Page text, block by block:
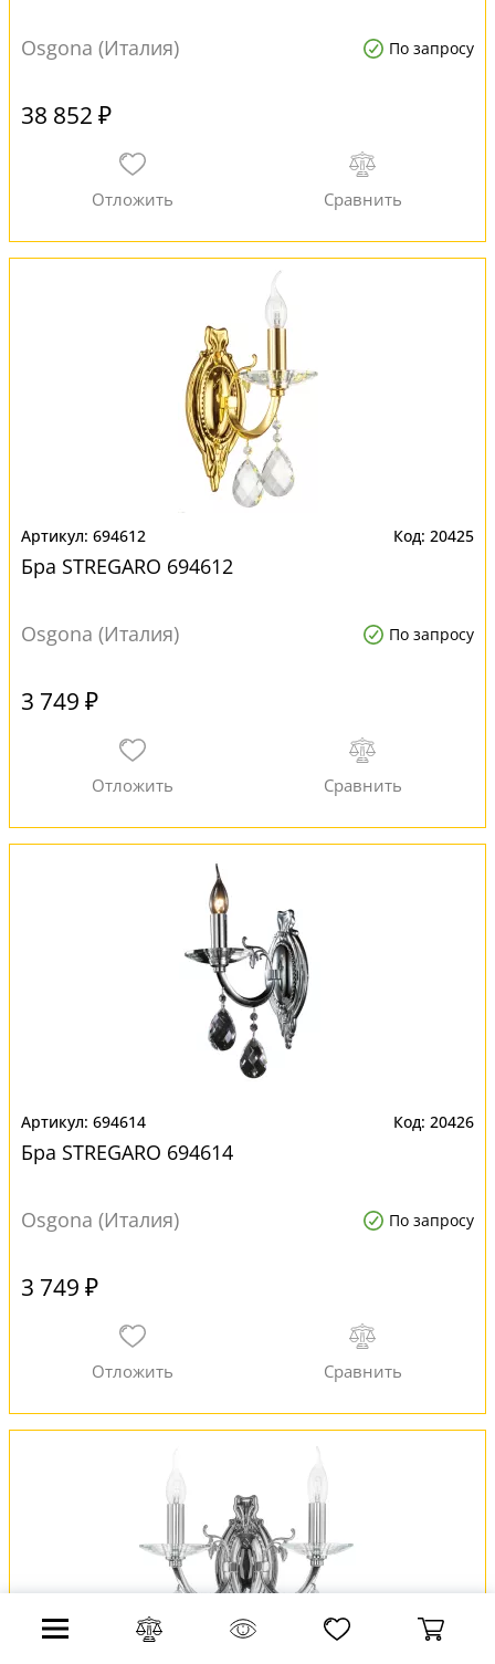
Osgona (Италия) По запросу
38 852 ₽
694612 20425
Бра STREGARO 694612
Osgona (Италия) По запросу
3 749 ₽
694614 20426
Бра STREGARO 694614
Osgona (Италия) По запросу
3 749 ₽